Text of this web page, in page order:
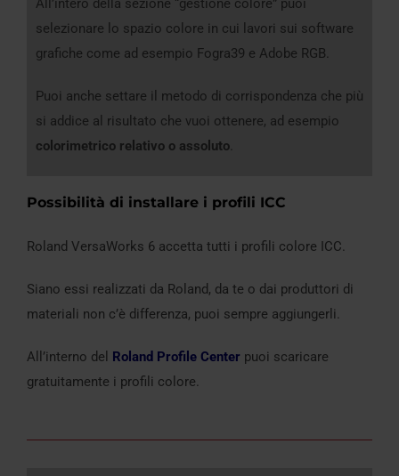
All’intero della sezione “gestione colore” puoi
selezionare lo spazio colore in cui lavori sui software
grafiche come ad esempio Fogra39 e Adobe RGB.
Puoi anche settare il metodo di corrispondenza che più
si addice al risultato che vuoi ottenere, ad esempio
colorimetrico relativo o assoluto.
Possibilità di installare i profili ICC
Roland VersaWorks 6 accetta tutti i profili colore ICC.
Siano essi realizzati da Roland, da te o dai produttori di
materiali non c’è differenza, puoi sempre aggiungerli.
All’interno del Roland Profile Center puoi scaricare
gratuitamente i profili colore.